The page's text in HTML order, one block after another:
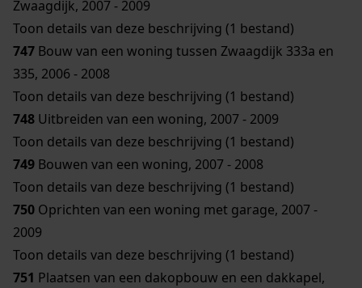
Zwaagdijk, 2007 - 2009
Toon details van deze beschrijving (1 bestand)
747 Bouw van een woning tussen Zwaagdijk 333a en
335, 2006 - 2008
Toon details van deze beschrijving (1 bestand)
748 Uitbreiden van een woning, 2007 - 2009
Toon details van deze beschrijving (1 bestand)
749 Bouwen van een woning, 2007 - 2008
Toon details van deze beschrijving (1 bestand)
750 Oprichten van een woning met garage, 2007 -
2009
Toon details van deze beschrijving (1 bestand)
751 Plaatsen van een dakopbouw en een dakkapel,